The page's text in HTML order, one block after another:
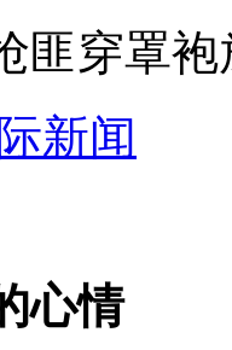
时
穿罩袍
新闻
心情